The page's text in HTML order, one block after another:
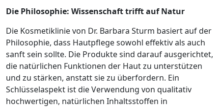
Die Philosophie: Wissenschaft trifft auf Natur
Die Kosmetiklinie von Dr. Barbara Sturm basiert auf der
Philosophie, dass Hautpflege sowohl effektiv als auch
sanft sein sollte. Die Produkte sind darauf ausgerichtet,
die natürlichen Funktionen der Haut zu unterstützen
und zu stärken, anstatt sie zu überfordern. Ein
Schlüsselaspekt ist die Verwendung von qualitativ
hochwertigen, natürlichen Inhaltsstoffen in